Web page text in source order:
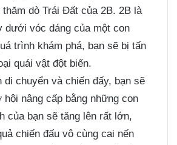
dò Trái Đất của 2B. 2B là
dưới vóc dáng của một con
trình khám phá, bạn sẽ bị tấn
quái vật đột biến.
di chuyển và chiến đấy, bạn sẽ
nâng cấp bằng những con
của bạn sẽ tăng lên rất lớn,
chiến đấu vô cùng cai nến